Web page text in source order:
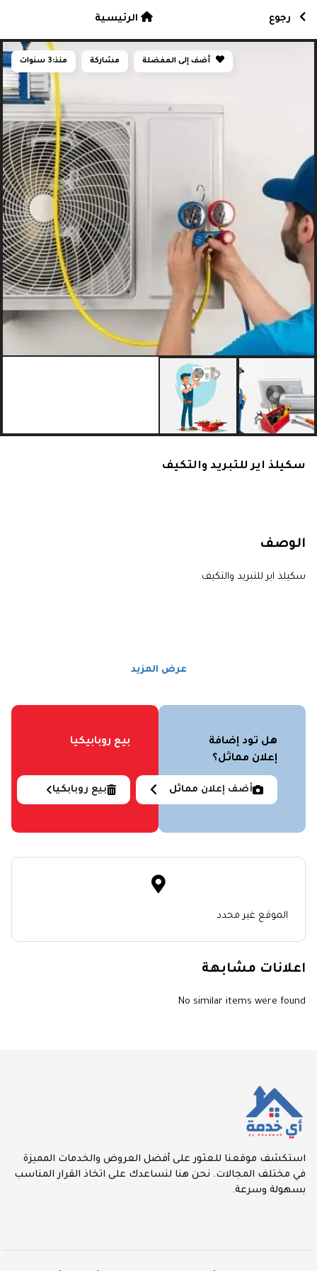
أضف إلى المفضلة مشاركة منذ:3 سنوات
سكيلذ اير للتبريد والتكيف
الوصف
سكيلذ اير للتبريد والتكيف
عرض المزيد
هل تود إضافة
إعلان مماثل؟
أضف إعلان مماثل
بيع روبابيكيا
بيع روبابكيا
الموقع غير محدد
رجوع الرئيسية
اعلانات مشابهة
No similar items were found
استكشف موقعنا للعثور على أفضل العروض والخدمات المميزة
في مختلف المجالات. نحن هنا لنساعدك على اتخاذ القرار المناسب
بسهولة وسرعة.